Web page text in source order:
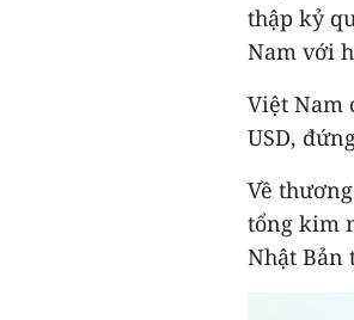
thập kỷ
Nam với
Việt Nam
USD,
Về
tổng kim
Nhật Bản